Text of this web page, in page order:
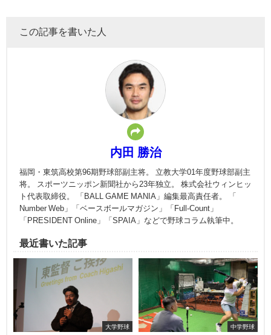
この記事を書いた人
内田 勝治
福岡・東筑高校第96期野球部副主将。 立教大学01年度野球部副主
将。 スポーツニッポン新聞社から23年独立。 株式会社ウィンヒッ
ト代表取締役。 「BALL GAME MANIA」編集最高責任者。 「
Number Web」「ベースボールマガジン」「Full-Count」
「PRESIDENT Online」「SPAIA」などで野球コラム執筆中。
最近書いた記事
大学野球 中学野球